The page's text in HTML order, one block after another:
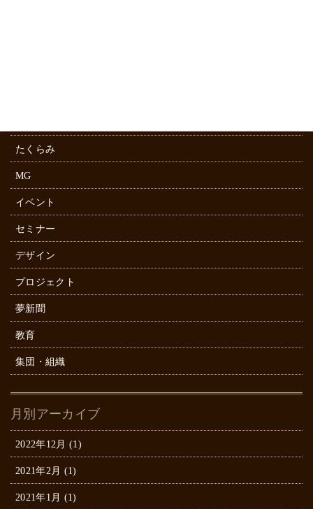
たくらみ
MG
イベント
セミナー
デザイン
プロジェクト
夢新聞
教育
集団・組織
月別アーカイブ
2022年12月 (1)
2021年2月 (1)
2021年1月 (1)